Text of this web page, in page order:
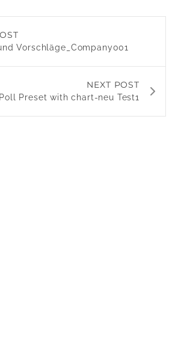
Vorschläge_Company001
NEXT POST
Poll Preset with chart-neu Test1